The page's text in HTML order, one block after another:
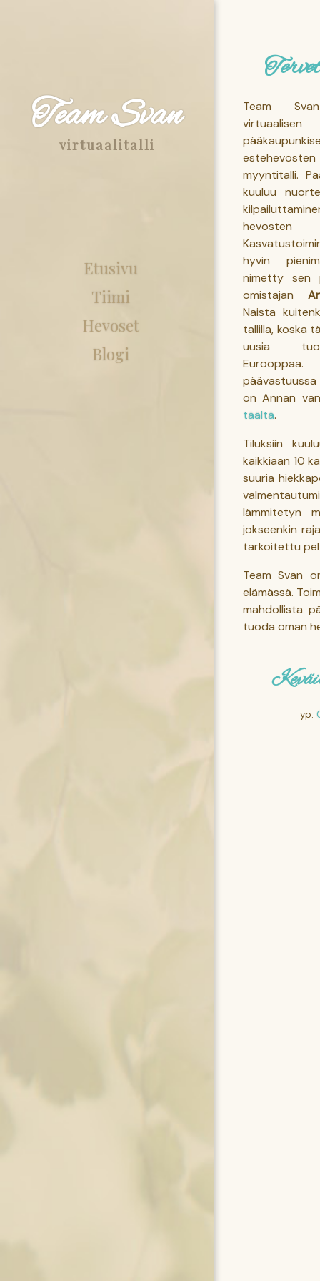
Team Svan
virtuaalitalli
Etusivu
Tiimi
Hevoset
Blogi
Team
myyntitalli.
kuuluu
hyvin
nimetty sen
omistajan
Naista
tallilla, koska
uusia
on Annan
täältä.
Tiluksiin
kaikkiaan 10
suuria
lämmitetyn
jokseenkin
tarkoitettu
Team Svan
elämässä.
mahdollista
tuoda oman
yp.